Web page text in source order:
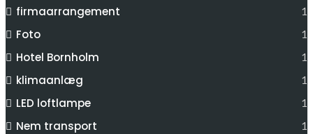
firmaarrangement 1
Foto 1
Hotel Bornholm 1
klimaanlæg 1
LED loftlampe 1
Nem transport 1